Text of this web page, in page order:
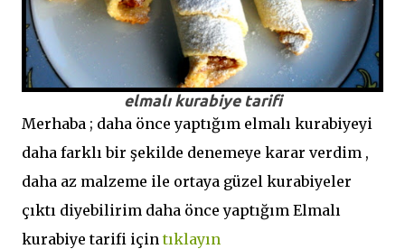
elmalı kurabiye tarifi
Merhaba ; daha önce yaptığım elmalı kurabiyeyi
daha farklı bir şekilde denemeye karar verdim ,
daha az malzeme ile ortaya güzel kurabiyeler
çıktı diyebilirim daha önce yaptığım Elmalı
kurabiye tarifi içintıklayın